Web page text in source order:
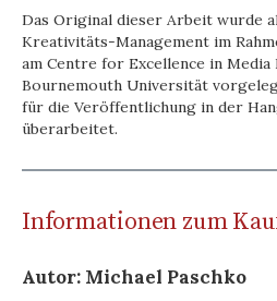
Das Original dieser Arbeit wurde
Kreativitäts-Management im
am Centre for Excellence in Media
Bournemouth Universität
für die Veröffentlichung in der
überarbeitet.
Informationen zum
Autor: Michael Paschko